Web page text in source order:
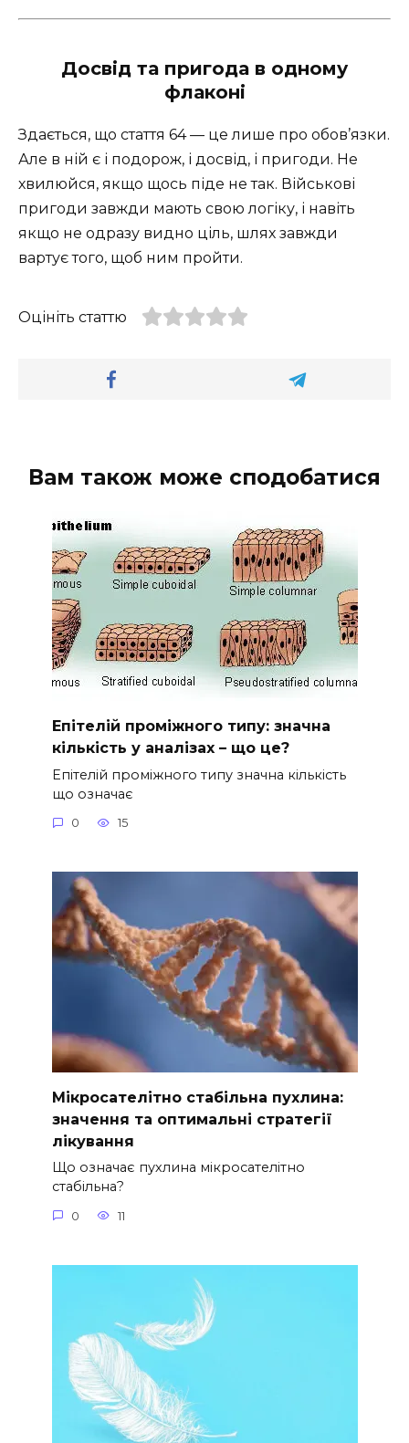
Досвід та пригода в одному
флаконі
Здається, що стаття 64 — це лише про обов’язки.
Але в ній є і подорож, і досвід, і пригоди. Не
хвилюйся, якщо щось піде не так. Військові
пригоди завжди мають свою логіку, і навіть
якщо не одразу видно ціль, шлях завжди
вартує того, щоб ним пройти.
Оцініть статтю
Вам також може сподобатися
Епітелій проміжного типу: значна
кількість у аналізах – що це?
Епітелій проміжного типу значна кількість
що означає
0 15
Мікросателітно стабільна пухлина:
значення та оптимальні стратегії
лікування
Що означає пухлина мікросателітно
стабільна?
0 11